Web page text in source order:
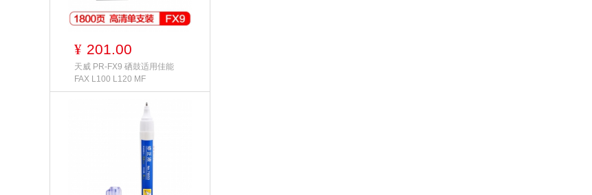
¥ 201.00
天威 PR-FX9 硒鼓适用佳能
FAX L100 L120 MF